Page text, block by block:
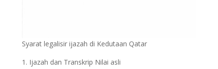
Syarat legalisir ijazah di Kedutaan Qatar
Ijazah dan Transkrip Nilai asli